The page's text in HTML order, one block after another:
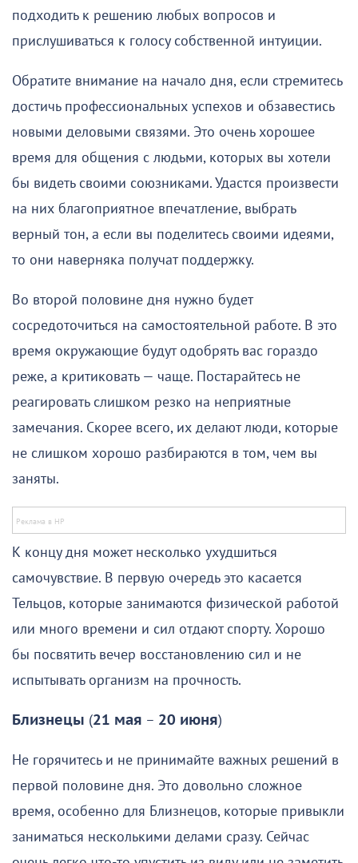
подходить к решению любых вопросов и
прислушиваться к голосу собственной интуиции.
Обратите внимание на начало дня, если стремитесь
достичь профессиональных успехов и обзавестись
новыми деловыми связями. Это очень хорошее
время для общения с людьми, которых вы хотели
бы видеть своими союзниками. Удастся произвести
на них благоприятное впечатление, выбрать
верный тон, а если вы поделитесь своими идеями,
то они наверняка получат поддержку.
Во второй половине дня нужно будет
сосредоточиться на самостоятельной работе. В это
время окружающие будут одобрять вас гораздо
реже, а критиковать — чаще. Постарайтесь не
реагировать слишком резко на неприятные
замечания. Скорее всего, их делают люди, которые
не слишком хорошо разбираются в том, чем вы
заняты.
К концу дня может несколько ухудшиться
самочувствие. В первую очередь это касается
Тельцов, которые занимаются физической работой
или много времени и сил отдают спорту. Хорошо
бы посвятить вечер восстановлению сил и не
испытывать организм на прочность.
Близнецы (21 мая – 20 июня)
Не горячитесь и не принимайте важных решений в
первой половине дня. Это довольно сложное
время, особенно для Близнецов, которые привыкли
заниматься несколькими делами сразу. Сейчас